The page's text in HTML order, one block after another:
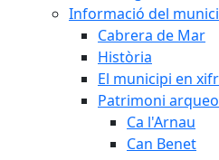
Informació del
Cabrera de Mar
Història
El municipi en
Patrimoni
Ca l'Arnau
Can Benet